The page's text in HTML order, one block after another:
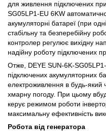
для живлення підключених
SG05LP1-EU 6KW
акумуляторні батареї (при
стабільну та безперебійну
контролер регулює вихідну
надійну роботу підключених
Отже, DEYE SUN-6K-
підключених акумуляторних
електроживлення в будь-який
хмарну погоду. При цьому
керує режимом роботи
максимальну ефективність
Робота від генератора